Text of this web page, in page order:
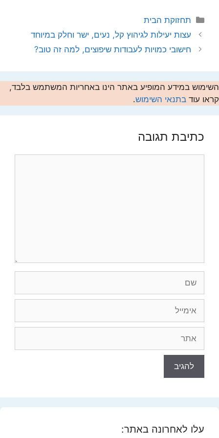
קטגוריות
תחזוקת הבית
עצות יעילות לגיהוץ קל, נעים, ישר וחלק במיוחד
חישובי כמויות לעבודות שיפוצים, למה זה טוב?
השימוש במידע המופיע באתר הינו באחריות המשתמש בלבד,
קראו עוד בתנאי השימוש.
כתיבת תגובה
עלו לאחרונה באתר: